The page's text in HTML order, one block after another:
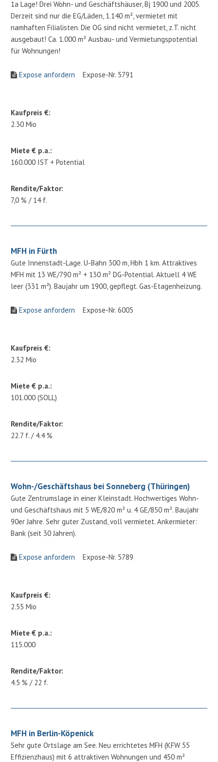
1a Lage! Drei Wohn- und Geschäftshäuser, Bj 1900 und 2005.
Derzeit sind nur die EG/Läden, 1.140 m², vermietet mit
namhaften Filialisten. Die OG sind nicht vermietet, z.T. nicht
ausgebaut! Ca. 1.000 m² Ausbau- und Vermietungspotential
für Wohnungen!
Expose anfordern Expose-Nr. 5791
Kaufpreis €:
2.30 Mio
Miete € p.a.:
160.000 IST + Potential
Rendite/Faktor:
7,0 % / 14 f.
MFH in Fürth
Gute Innenstadt-Lage. U-Bahn 300 m, Hbh 1 km. Attraktives
MFH mit 13 WE/790 m² + 130 m² DG-Potential. Aktuell 4 WE
leer (331 m²). Baujahr um 1900, gepflegt. Gas-Etagenheizung.
Expose anfordern Expose-Nr. 6005
Kaufpreis €:
2.32 Mio
Miete € p.a.:
101.000 (SOLL)
Rendite/Faktor:
22.7 f. / 4.4 %
Wohn-/Geschäftshaus bei Sonneberg (Thüringen)
Gute Zentrumslage in einer Kleinstadt. Hochwertiges Wohn-
und Geschäftshaus mit 5 WE/820 m² u. 4 GE/850 m². Baujahr
90er Jahre. Sehr guter Zustand, voll vermietet. Ankermieter:
Bank (seit 30 Jahren).
Expose anfordern Expose-Nr. 5789
Kaufpreis €:
2.55 Mio
Miete € p.a.:
115.000
Rendite/Faktor:
4.5 % / 22 f.
MFH in Berlin-Köpenick
Sehr gute Ortslage am See. Neu errichtetes MFH (KFW 55
Effizienzhaus) mit 6 attraktiven Wohnungen und 450 m²